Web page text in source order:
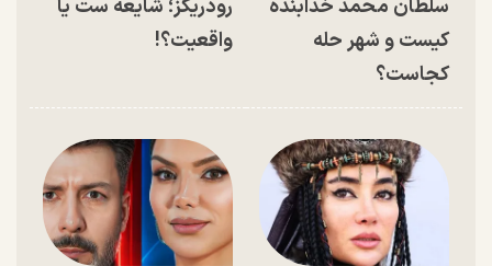
سلطان محمد خدابنده
کیست و شهر حله
کجاست؟
رودریگز؛ شایعه ست یا
واقعیت؟!